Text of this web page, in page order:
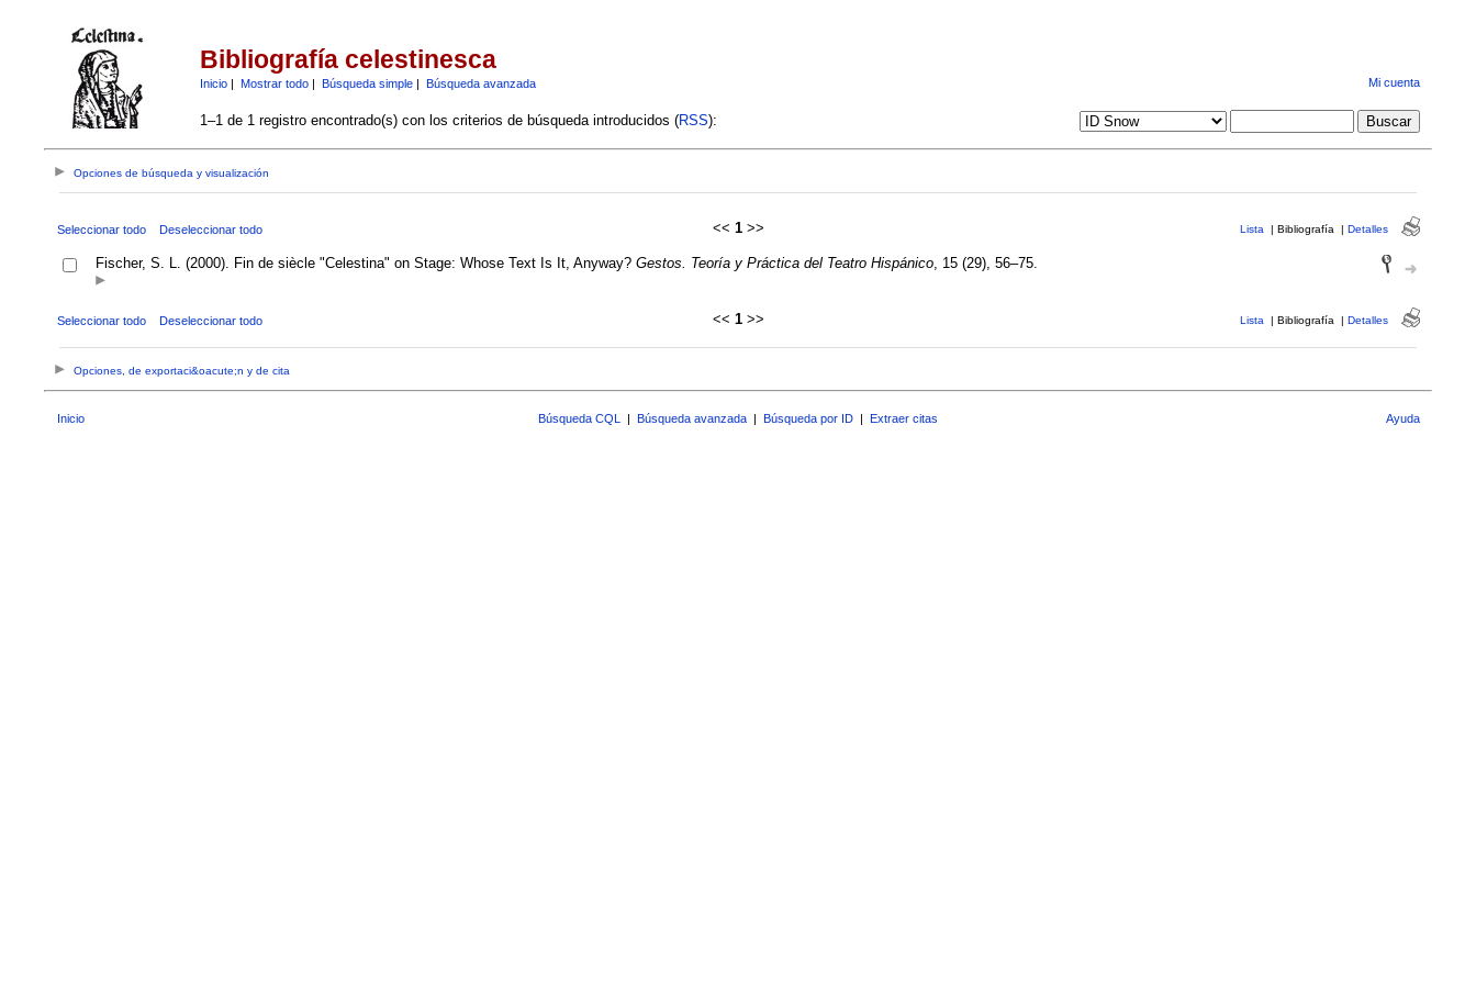
Bibliografía celestinesca
Inicio| Mostrar todo| Búsqueda simple| Búsqueda avanzada Mi cuenta
1–1 de 1 registro encontrado(s) con los criterios de búsqueda introducidos (RSS):
Opciones de búsqueda y visualización
Seleccionar todo Deseleccionar todo << 1>> Lista | Bibliografía | Detalles
Fischer, S. L. (2000). Fin de siècle "Celestina" on Stage: Whose Text Is It, Anyway? Gestos. Teoría y Práctica del Teatro Hispánico, 15 (29), 56–75.
Seleccionar todo Deseleccionar todo << 1>> Lista | Bibliografía | Detalles
Opciones, de exportaci&oacute;n y de cita
Inicio Búsqueda CQL | Búsqueda avanzada | Búsqueda por ID | Extraer citas Ayuda